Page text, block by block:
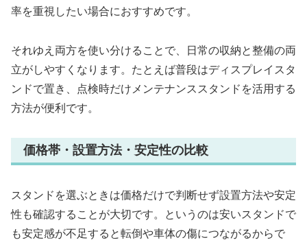
率を重視したい場合におすすめです。
それゆえ両方を使い分けることで、日常の収納と整備の両
立がしやすくなります。たとえば普段はディスプレイスタ
ンドで置き、点検時だけメンテナンススタンドを活用する
方法が便利です。
価格帯・設置方法・安定性の比較
スタンドを選ぶときは価格だけで判断せず設置方法や安定
性も確認することが大切です。というのは安いスタンドで
も安定感が不足すると転倒や車体の傷につながるからで